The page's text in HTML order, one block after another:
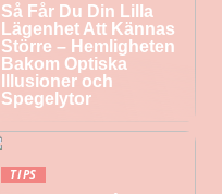
Så Får Du Din Lilla
Lägenhet Att Kännas
Större – Hemligheten
Bakom Optiska
Illusioner och
Spegelytor
TIPS